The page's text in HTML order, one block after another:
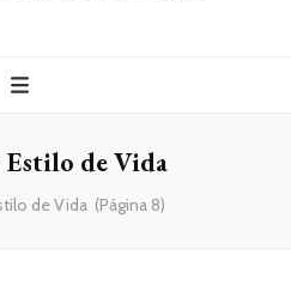
Estilo de Vida
de Vida (Página 8)